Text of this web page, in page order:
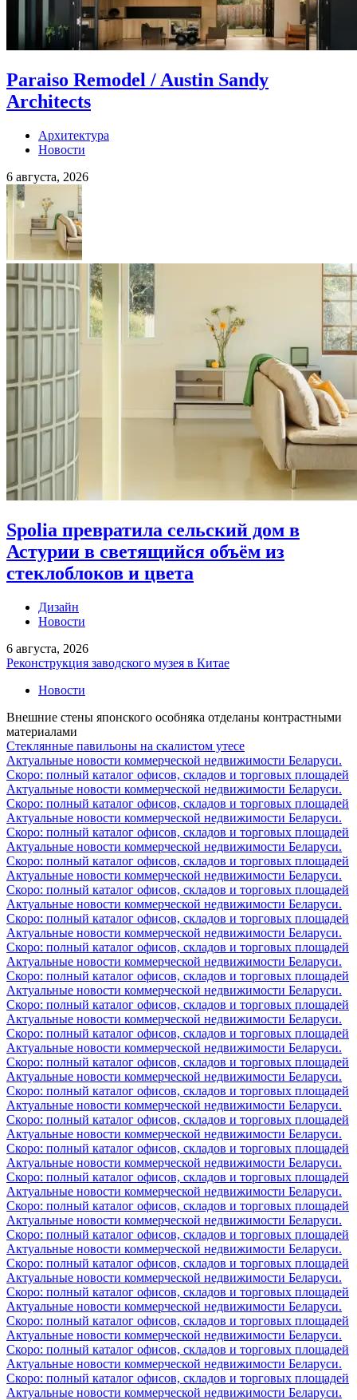
Paraiso Remodel / Austin Sandy
Architects
Архитектура
Новости
6 августа, 2026
Spolia превратила сельский дом в
Астурии в светящийся объём из
стеклоблоков и цвета
Дизайн
Новости
6 августа, 2026
Реконструкция заводского музея в Китае
Новости
Внешние стены японского особняка отделаны контрастными
материалами
Стеклянные павильоны на скалистом утесе
Актуальные новости коммерческой недвижимости Беларуси.
Скоро: полный каталог офисов, складов и торговых площадей
Актуальные новости коммерческой недвижимости Беларуси.
Скоро: полный каталог офисов, складов и торговых площадей
Актуальные новости коммерческой недвижимости Беларуси.
Скоро: полный каталог офисов, складов и торговых площадей
Актуальные новости коммерческой недвижимости Беларуси.
Скоро: полный каталог офисов, складов и торговых площадей
Актуальные новости коммерческой недвижимости Беларуси.
Скоро: полный каталог офисов, складов и торговых площадей
Актуальные новости коммерческой недвижимости Беларуси.
Скоро: полный каталог офисов, складов и торговых площадей
Актуальные новости коммерческой недвижимости Беларуси.
Скоро: полный каталог офисов, складов и торговых площадей
Актуальные новости коммерческой недвижимости Беларуси.
Скоро: полный каталог офисов, складов и торговых площадей
Актуальные новости коммерческой недвижимости Беларуси.
Скоро: полный каталог офисов, складов и торговых площадей
Актуальные новости коммерческой недвижимости Беларуси.
Скоро: полный каталог офисов, складов и торговых площадей
Актуальные новости коммерческой недвижимости Беларуси.
Скоро: полный каталог офисов, складов и торговых площадей
Актуальные новости коммерческой недвижимости Беларуси.
Скоро: полный каталог офисов, складов и торговых площадей
Актуальные новости коммерческой недвижимости Беларуси.
Скоро: полный каталог офисов, складов и торговых площадей
Актуальные новости коммерческой недвижимости Беларуси.
Скоро: полный каталог офисов, складов и торговых площадей
Актуальные новости коммерческой недвижимости Беларуси.
Скоро: полный каталог офисов, складов и торговых площадей
Актуальные новости коммерческой недвижимости Беларуси.
Скоро: полный каталог офисов, складов и торговых площадей
Актуальные новости коммерческой недвижимости Беларуси.
Скоро: полный каталог офисов, складов и торговых площадей
Актуальные новости коммерческой недвижимости Беларуси.
Скоро: полный каталог офисов, складов и торговых площадей
Актуальные новости коммерческой недвижимости Беларуси.
Скоро: полный каталог офисов, складов и торговых площадей
Актуальные новости коммерческой недвижимости Беларуси.
Скоро: полный каталог офисов, складов и торговых площадей
Актуальные новости коммерческой недвижимости Беларуси.
Скоро: полный каталог офисов, складов и торговых площадей
Актуальные новости коммерческой недвижимости Беларуси.
Скоро: полный каталог офисов, складов и торговых площадей
Актуальные новости коммерческой недвижимости Беларуси.